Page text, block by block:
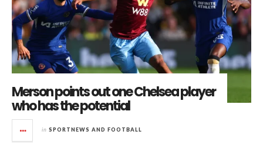
Merson points out one Chelsea player
who has the potential
in SPORTNEWS AND FOOTBALL